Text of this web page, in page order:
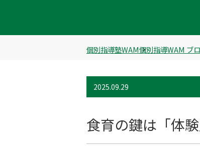
個別指導塾WAM個別指導WAM ブ
2025.09.29
食育の鍵は「体